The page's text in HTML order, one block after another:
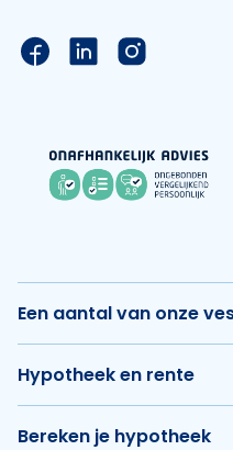
Link naar de
Link naar de
Link naar
Een aantal van onze
Hypotheek en rente
Bereken je hypotheek